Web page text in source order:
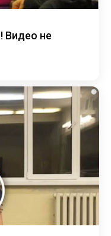
Видео не
i